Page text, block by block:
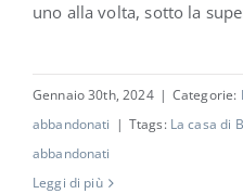
uno alla volta, sotto la
Gennaio 30th, 2024 | Categorie:
abbandonati | Ttags: La casa di
abbandonati
Leggi di più